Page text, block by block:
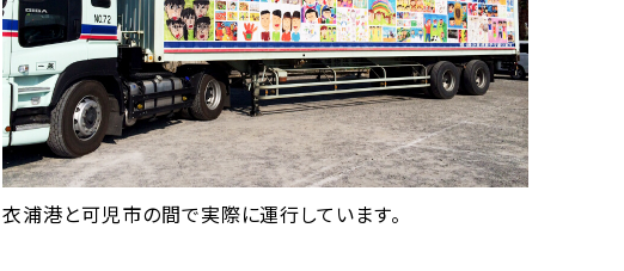
衣浦港と可児市の間で実際に運行しています。